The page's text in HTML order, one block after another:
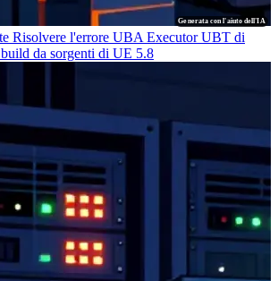
Generata con l'aiuto dell'IA
Risolvere l'errore UBA Executor UBT di
da sorgenti di UE 5.8